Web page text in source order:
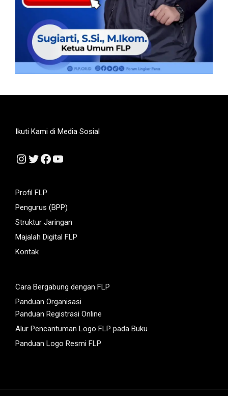
Ikuti Kami di Media Sosial
Instagram
Twitter
Facebook
YouTube
Profil FLP
Pengurus (BPP)
Struktur Jaringan
Majalah Digital FLP
Kontak
Cara Bergabung dengan FLP
Panduan Organisasi
Panduan Registrasi Online
Alur Pencantuman Logo FLP pada Buku
Panduan Logo Resmi FLP